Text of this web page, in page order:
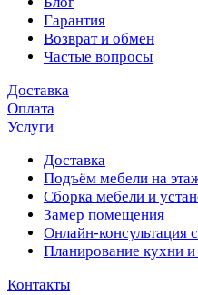
Гарантия
Возврат и обмен
Частые вопросы
Доставка
Оплата
Услуги
Доставка
Подъём мебели на
Сборка мебели и
Замер помещения
Онлайн-консультация
Планирование кухни
Контакты